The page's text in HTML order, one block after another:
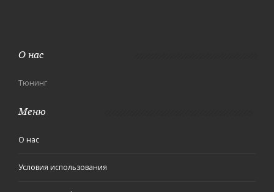
О нас
Тюнинг
Меню
О нас
Условия использования